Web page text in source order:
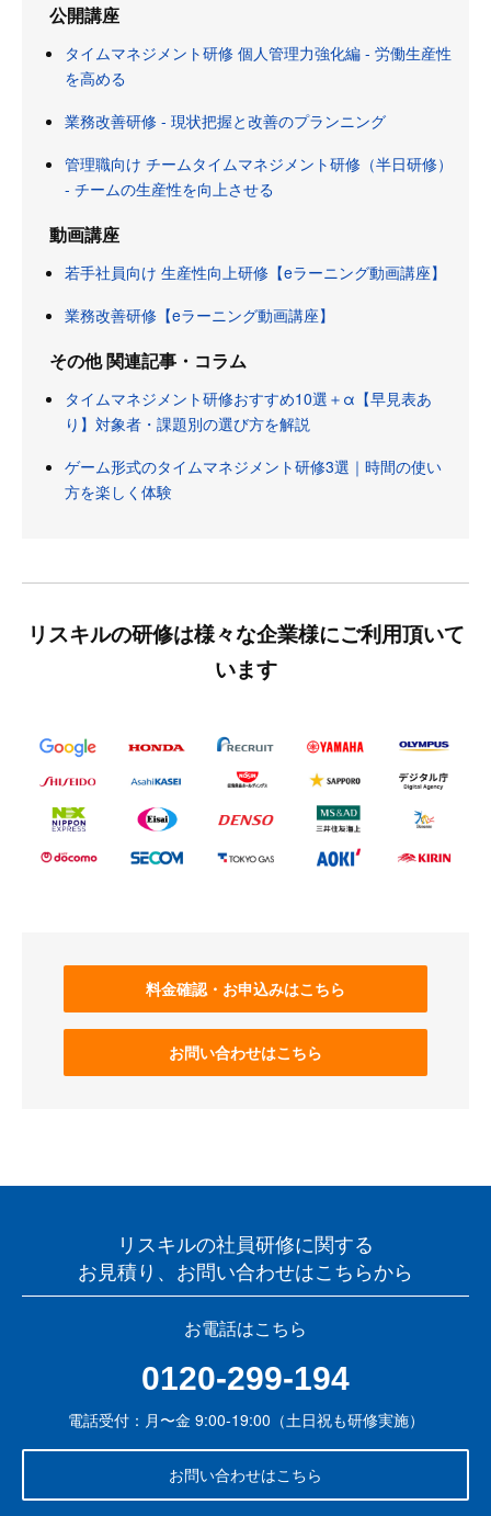
公開講座
タイムマネジメント研修 個人管理力強化編 - 労働生産性
を高める
業務改善研修 - 現状把握と改善のプランニング
管理職向け チームタイムマネジメント研修（半日研修）
- チームの生産性を向上させる
動画講座
若手社員向け 生産性向上研修【eラーニング動画講座】
業務改善研修【eラーニング動画講座】
その他 関連記事・コラム
タイムマネジメント研修おすすめ10選＋α【早見表あ
り】対象者・課題別の選び方を解説
ゲーム形式のタイムマネジメント研修3選｜時間の使い
方を楽しく体験
リスキルの研修は様々な企業様にご利用頂いて
います
料金確認・お申込みはこちら
お問い合わせはこちら
リスキルの社員研修に関する
お見積り、お問い合わせはこちらから
お電話はこちら
0120-299-194
電話受付：月〜金 9:00-19:00（土日祝も研修実施）
お問い合わせはこちら